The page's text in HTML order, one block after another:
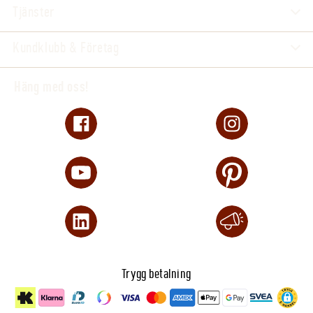
Trygg betalning